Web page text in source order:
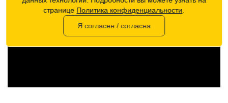
странице Политика конфиденциальности
Я согласен / согласна